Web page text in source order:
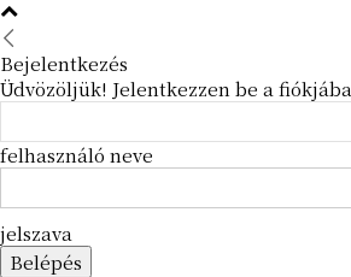
Bejelentkezés
Üdvözöljük! Jelentkezzen be a fiókjába
felhasználó neve
jelszava